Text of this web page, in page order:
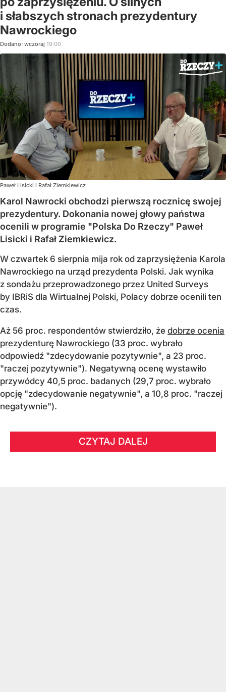
i słabszych stronach prezydentury
Nawrockiego
Dodano: wczoraj 19:00
Paweł Lisicki i Rafał Ziemkiewicz
Karol Nawrocki obchodzi pierwszą rocznicę swojej
prezydentury. Dokonania nowej głowy państwa
ocenili w programie "Polska Do Rzeczy" Paweł
Lisicki i Rafał Ziemkiewicz.
W czwartek 6 sierpnia mija rok od zaprzysiężenia Karola
Nawrockiego na urząd prezydenta Polski. Jak wynika
z sondażu przeprowadzonego przez United Surveys
by IBRiS dla Wirtualnej Polski, Polacy dobrze ocenili ten
czas.
Aż 56 proc. respondentów stwierdziło, że dobrze ocenia
prezydenturę Nawrockiego (33 proc. wybrało
odpowiedź "zdecydowanie pozytywnie", a 23 proc.
"raczej pozytywnie"). Negatywną ocenę wystawiło
przywódcy 40,5 proc. badanych (29,7 proc. wybrało
opcję "zdecydowanie negatywnie", a 10,8 proc. "raczej
negatywnie").
CZYTAJ DALEJ